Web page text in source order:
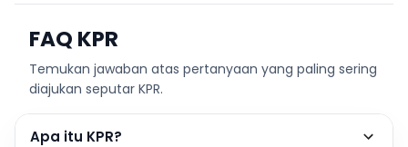
FAQ KPR
Temukan jawaban atas pertanyaan yang paling sering
diajukan seputar KPR.
Apa itu KPR?